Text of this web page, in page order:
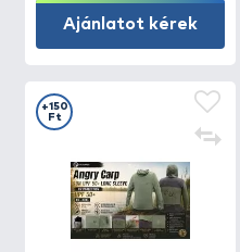
Ajánlatot kérek
+150
Ft